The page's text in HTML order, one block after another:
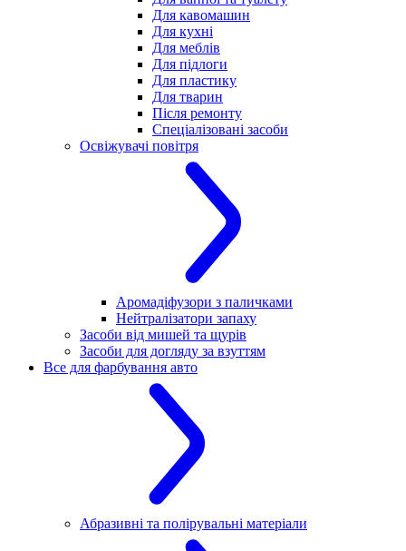
Для кавомашин
Для кухні
Для меблів
Для підлоги
Для пластику
Для тварин
Після ремонту
Спеціалізовані засоби
Освіжувачі повітря
Аромадіфузори з паличками
Нейтралізатори запаху
Засоби від мишей та щурів
Засоби для догляду за взуттям
Все для фарбування авто
Абразивні та полірувальні матеріали